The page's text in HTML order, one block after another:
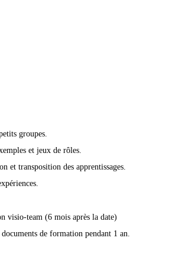
groupes.
et jeux de rôles.
et transposition des apprentissages.
visio-team (6 mois après la date)
de formation pendant 1 an.